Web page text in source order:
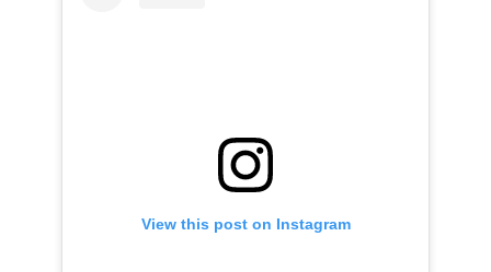
View this post on Instagram